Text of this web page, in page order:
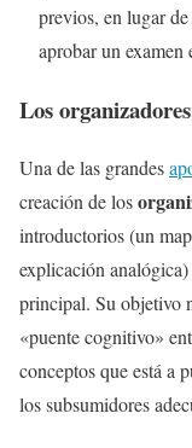
previos, en lugar
aprobar un examen
Los
Una de las grandes
creación de los
introductorios (un
explicación
principal. Su objetivo
«puente cognitivo»
conceptos que está a
los subsumidores